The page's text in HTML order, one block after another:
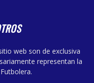
web son de exclusiva
representan la